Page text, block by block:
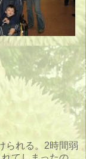
られる。2時間弱